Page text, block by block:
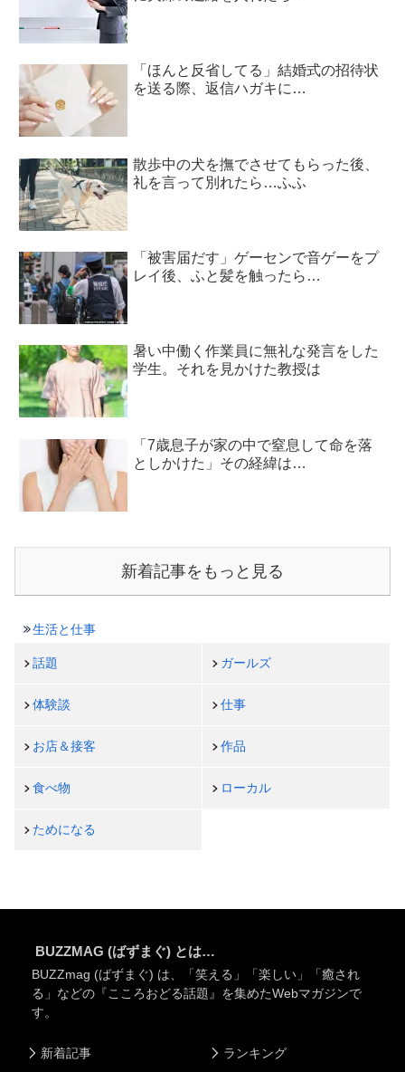
「ほんと反省してる」結婚式の招待状
を送る際、返信ハガキに…
散歩中の犬を撫でさせてもらった後、
礼を言って別れたら…ふふ
「被害届だす」ゲーセンで音ゲーをプ
レイ後、ふと髪を触ったら…
暑い中働く作業員に無礼な発言をした
学生。それを見かけた教授は
「7歳息子が家の中で窒息して命を落
としかけた」その経緯は…
新着記事をもっと見る
生活と仕事
話題 ガールズ
体験談 仕事
お店＆接客 作品
食べ物 ローカル
ためになる
BUZZMAG (ばずまぐ) とは…
BUZZmag (ばずまぐ) は、「笑える」「楽しい」「癒され
る」などの『こころおどる話題』を集めたWebマガジンで
す。
新着記事
ランキング